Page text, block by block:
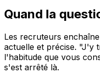
Quand la
Les recruteurs
actuelle et précise. "J'y
l'habitude que vous
s'est arrêté là.